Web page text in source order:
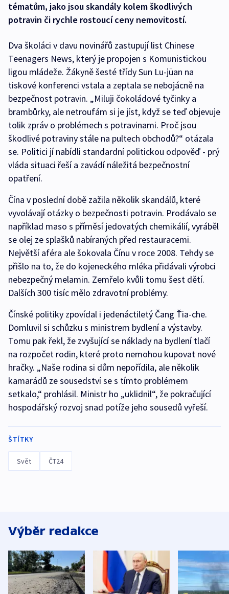
tématům, jako jsou skandály kolem škodlivých
potravin či rychle rostoucí ceny nemovitostí.
Dva školáci v davu novinářů zastupují list Chinese
Teenagers News, který je propojen s Komunistickou
ligou mládeže. Žákyně šesté třídy Sun Lu-jüan na
tiskové konferenci vstala a zeptala se nebojácně na
bezpečnost potravin. „Miluji čokoládové tyčinky a
brambůrky, ale netroufám si je jíst, když se teď objevuje
tolik zpráv o problémech s potravinami. Proč jsou
škodlivé potraviny stále na pultech obchodů?“ otázala
se. Politici jí nabídli standardní politickou odpověď - prý
vláda situaci řeší a zavádí náležitá bezpečnostní
opatření.
Čína v poslední době zažila několik skandálů, které
vyvolávají otázky o bezpečnosti potravin. Prodávalo se
například maso s příměsí jedovatých chemikálií, vyráběl
se olej ze splašků nabíraných před restauracemi.
Největší aféra ale šokovala Čínu v roce 2008. Tehdy se
přišlo na to, že do kojeneckého mléka přidávali výrobci
nebezpečný melamin. Zemřelo kvůli tomu šest dětí.
Dalších 300 tisíc mělo zdravotní problémy.
Čínské politiky zpovídal i jedenáctiletý Čang Ťia-che.
Domluvil si schůzku s ministrem bydlení a výstavby.
Tomu pak řekl, že zvyšující se náklady na bydlení tlačí
na rozpočet rodin, které proto nemohou kupovat nové
hračky. „Naše rodina si dům nepořídila, ale několik
kamarádů ze sousedství se s tímto problémem
setkalo,“ prohlásil. Ministr ho „uklidnil“, že pokračující
hospodářský rozvoj snad potíže jeho sousedů vyřeší.
ŠTÍTKY
Svět ČT24
Výběr redakce